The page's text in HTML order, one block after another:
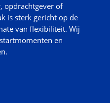
opdrachtgever of
is sterk gericht op de
van flexibiliteit. Wij
en